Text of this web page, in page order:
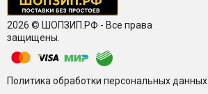
2026 © ШОПЗИП.РФ - Все права
защищены.
Политика обработки персональных данных